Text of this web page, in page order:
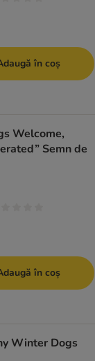
în coș
Welcome,
Semn de
în coș
Winter Dogs